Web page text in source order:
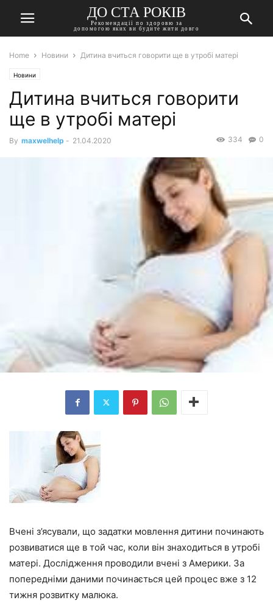
ДО СТА РОКІВ
Рекомендації по здоровю за
допомогою яких ви будите жити довго
Home Новини Дитина вчиться говорити ще в утробі матері
Новини
Дитина вчиться говорити
ще в утробі матері
By maxwelhelp - 21.04.2020 0
334
Вчені з’ясували, що задатки мовлення дитини починають
розвиватися ще в той час, коли він знаходиться в утробі
матері. Дослідження проводили вчені з Америки. За
попередніми даними починається цей процес вже з 12
тижня розвитку малюка.